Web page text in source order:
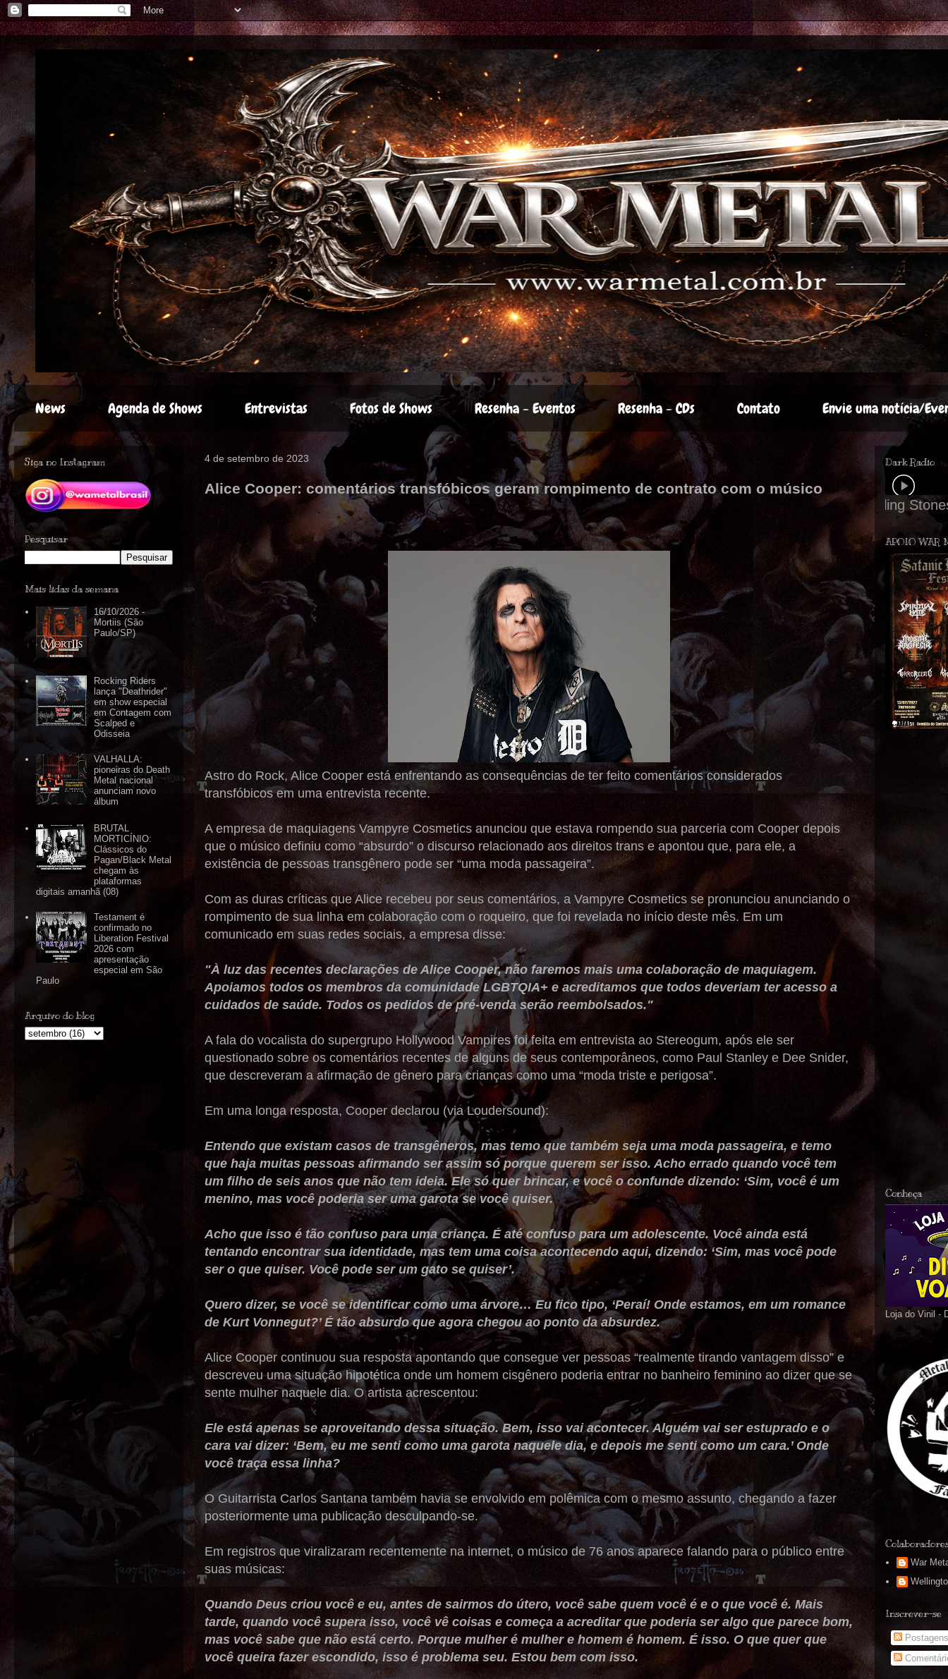
News Agenda de Shows Entrevistas Fotos de Shows Resenha - Eventos Resenha - CDs Contato Envie uma notícia/
4 de setembro de 2023
Alice Cooper: comentários transfóbicos geram rompimento de contrato com o músico
Astro do Rock, Alice Cooper está enfrentando as consequências de ter feito comentários considerados
transfóbicos em uma entrevista recente.
A empresa de maquiagens Vampyre Cosmetics anunciou que estava rompendo sua parceria com Cooper depois
que o músico definiu como “absurdo” o discurso relacionado aos direitos trans e apontou que, para ele, a
existência de pessoas transgênero pode ser “uma moda passageira”.
Com as duras críticas que Alice recebeu por seus comentários, a Vampyre Cosmetics se pronunciou anunciando o
rompimento de sua linha em colaboração com o roqueiro, que foi revelada no início deste mês. Em um
comunicado em suas redes sociais, a empresa disse:
"À luz das recentes declarações de Alice Cooper, não faremos mais uma colaboração de maquiagem.
Apoiamos todos os membros da comunidade LGBTQIA+ e acreditamos que todos deveriam ter acesso a
cuidados de saúde. Todos os pedidos de pré-venda serão reembolsados."
A fala do vocalista do supergrupo Hollywood Vampires foi feita em entrevista ao Stereogum, após ele ser
questionado sobre os comentários recentes de alguns de seus contemporâneos, como Paul Stanley e Dee Snider,
que descreveram a afirmação de gênero para crianças como uma “moda triste e perigosa”.
Em uma longa resposta, Cooper declarou (via Loudersound):
Entendo que existam casos de transgêneros, mas temo que também seja uma moda passageira, e temo
que haja muitas pessoas afirmando ser assim só porque querem ser isso. Acho errado quando você tem
um filho de seis anos que não tem ideia. Ele só quer brincar, e você o confunde dizendo: ‘Sim, você é um
menino, mas você poderia ser uma garota se você quiser.
Acho que isso é tão confuso para uma criança. É até confuso para um adolescente. Você ainda está
tentando encontrar sua identidade, mas tem uma coisa acontecendo aqui, dizendo: ‘Sim, mas você pode
ser o que quiser. Você pode ser um gato se quiser’.
Quero dizer, se você se identificar como uma árvore… Eu fico tipo, ‘Peraí! Onde estamos, em um romance
de Kurt Vonnegut?’ É tão absurdo que agora chegou ao ponto da absurdez.
Alice Cooper continuou sua resposta apontando que consegue ver pessoas “realmente tirando vantagem disso” e
descreveu uma situação hipotética onde um homem cisgênero poderia entrar no banheiro feminino ao dizer que se
sente mulher naquele dia. O artista acrescentou:
Ele está apenas se aproveitando dessa situação. Bem, isso vai acontecer. Alguém vai ser estuprado e o
cara vai dizer: ‘Bem, eu me senti como uma garota naquele dia, e depois me senti como um cara.’ Onde
você traça essa linha?
O Guitarrista Carlos Santana também havia se envolvido em polêmica com o mesmo assunto, chegando a fazer
posteriormente uma publicação desculpando-se.
Em registros que viralizaram recentemente na internet, o músico de 76 anos aparece falando para o público entre
suas músicas:
Quando Deus criou você e eu, antes de sairmos do útero, você sabe quem você é e o que você é. Mais
tarde, quando você supera isso, você vê coisas e começa a acreditar que poderia ser algo que parece bom,
mas você sabe que não está certo. Porque mulher é mulher e homem é homem. É isso. O que quer que
você queira fazer escondido, isso é problema seu. Estou bem com isso.
Siga no Instagram
Pesquisar
Mais lidas da semana
16/10/2026 -
Mortiis (São
Paulo/SP)
Rocking Riders
lança "Deathrider"
em show especial
em Contagem com
Scalped e
Odisseia
VALHALLA:
pioneiras do Death
Metal nacional
anunciam novo
álbum
BRUTAL
MORTICÍNIO:
Clássicos do
Pagan/Black Metal
chegam às
plataformas
digitais amanhã (08)
Testament é
confirmado no
Liberation Festival
2026 com
apresentação
especial em São
Paulo
Arquivo do blog
Dark Radio
APOIO WAR
Conheça
Loja do Vinil -
War
Inscrever-se
Postagens